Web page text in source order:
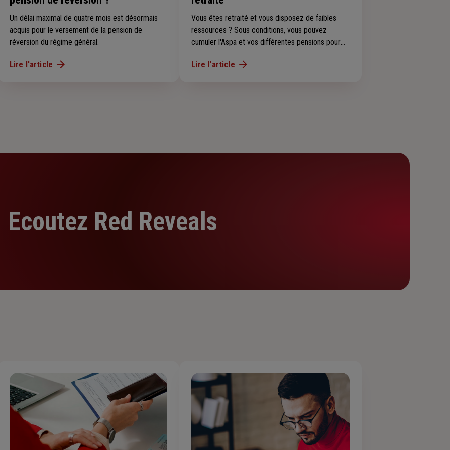
Un délai maximal de quatre mois est désormais
acquis pour le versement de la pension de
réversion du régime général.
Lire l'article
Vous êtes retraité et vous disposez de faibles
ressources ? Sous conditions, vous pouvez
cumuler l'Aspa et vos différentes pensions pour
Découvrez comment demander cette allocation !
Lire l'article
Ecoutez Red Reveals